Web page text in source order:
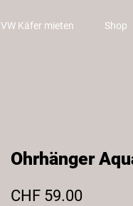
VW Käfer mieten Shop
Ohrhänger
CHF 59.00